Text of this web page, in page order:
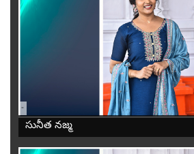
-
సునీత నజ్మ